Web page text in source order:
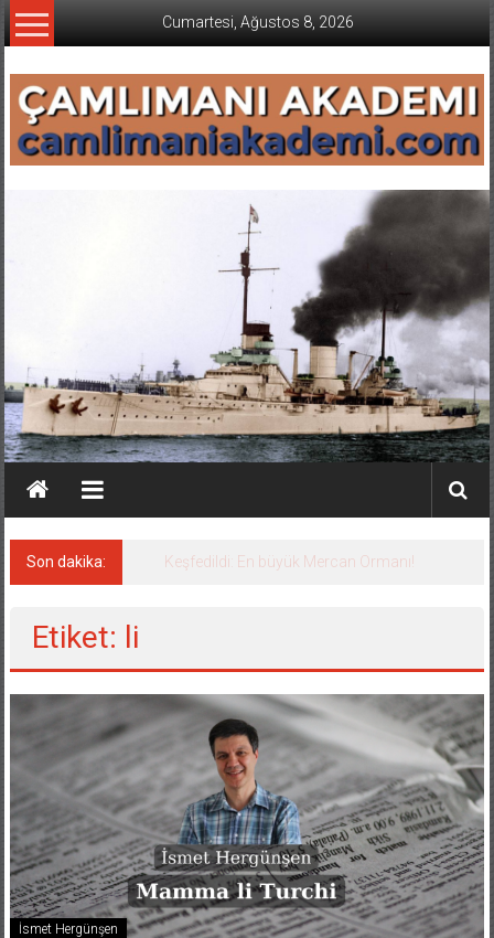
İçeriğe
geç
Cumartesi, Ağustos 8, 2026
Son dakika: Dronla vurulan Türk gemisi Samsun’da
Etiket: li
İsmet Hergünşen